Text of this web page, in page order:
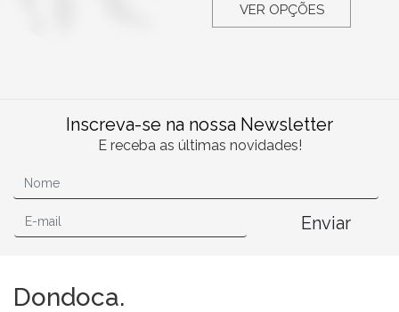
VER OPÇÕES
Inscreva-se na nossa Newsletter
E receba as últimas novidades!
Enviar
Dondoca.